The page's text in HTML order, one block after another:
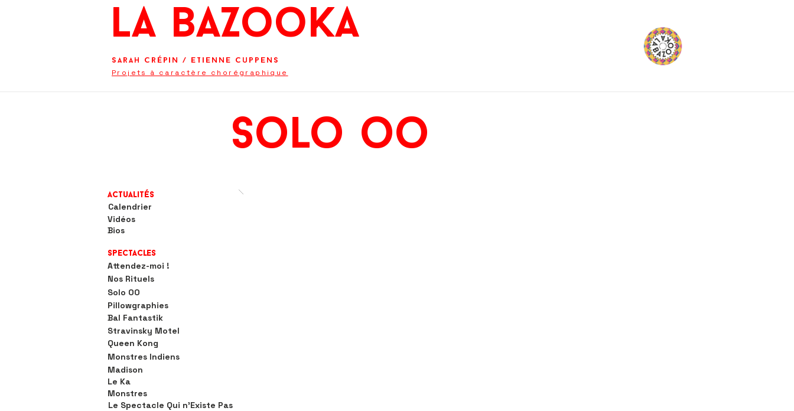
La BaZooKa
Sarah Crépin / Etienne Cuppens
Projets à caractère chorégraphique
solo oo
Actualités
Calendrier
Bios
Vidéos
Spectacles
Attendez-moi !
Nos Rituels
Solo OO
Pillowgraphies
Bal Fantastik
Stravinsky Motel
Queen Kong
Monstres Indiens
Madison
Le Ka
Monstres
Le Spectacle Qui n'Existe Pas